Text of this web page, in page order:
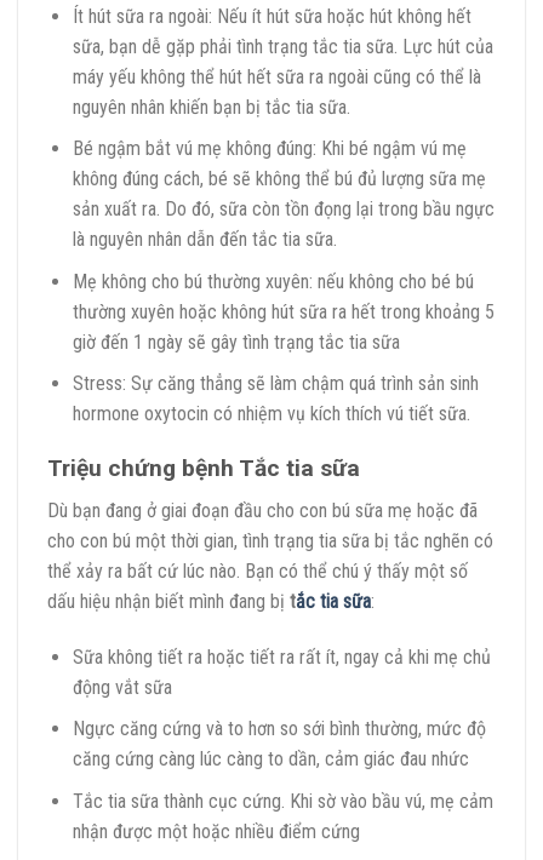
Ít hút sữa ra ngoài: Nếu ít hút sữa hoặc hút không hết
sữa, bạn dễ gặp phải tình trạng tắc tia sữa. Lực hút của
máy yếu không thể hút hết sữa ra ngoài cũng có thể là
nguyên nhân khiến bạn bị tắc tia sữa.
Bé ngậm bắt vú mẹ không đúng: Khi bé ngậm vú mẹ
không đúng cách, bé sẽ không thể bú đủ lượng sữa mẹ
sản xuất ra. Do đó, sữa còn tồn đọng lại trong bầu ngực
là nguyên nhân dẫn đến tắc tia sữa.
Mẹ không cho bú thường xuyên: nếu không cho bé bú
thường xuyên hoặc không hút sữa ra hết trong khoảng 5
giờ đến 1 ngày sẽ gây tình trạng tắc tia sữa
Stress: Sự căng thẳng sẽ làm chậm quá trình sản sinh
hormone oxytocin có nhiệm vụ kích thích vú tiết sữa.
Triệu chứng bệnh Tắc tia sữa
Dù bạn đang ở giai đoạn đầu cho con bú sữa mẹ hoặc đã
cho con bú một thời gian, tình trạng tia sữa bị tắc nghẽn có
thể xảy ra bất cứ lúc nào. Bạn có thể chú ý thấy một số
dấu hiệu nhận biết mình đang bị tắc tia sữa:
Sữa không tiết ra hoặc tiết ra rất ít, ngay cả khi mẹ chủ
động vắt sữa
Ngực căng cứng và to hơn so sới bình thường, mức độ
căng cứng càng lúc càng to dần, cảm giác đau nhức
Tắc tia sữa thành cục cứng. Khi sờ vào bầu vú, mẹ cảm
nhận được một hoặc nhiều điểm cứng